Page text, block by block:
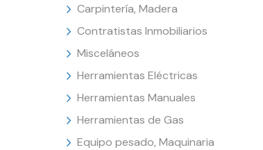
Carpintería, Madera
Contratistas Inmobiliarios
Misceláneos
Herramientas Eléctricas
Herramientas Manuales
Herramientas de Gas
Equipo pesado, Maquinaria